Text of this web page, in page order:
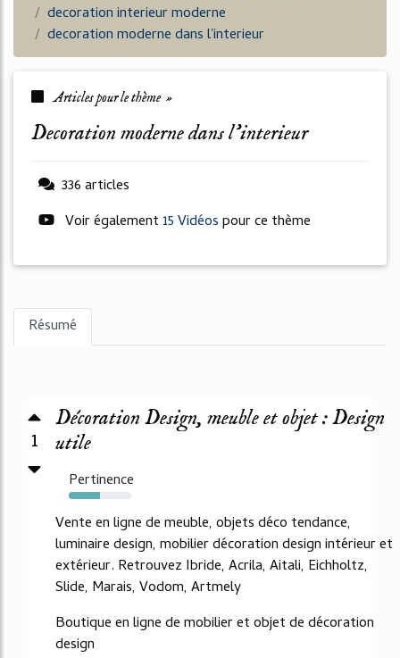
decoration interieur moderne
decoration moderne dans l'interieur
Articles pour le thème »
decoration moderne dans l'interieur
336 articles
Voir également 15 Vidéospour ce thème
Résumé
1
Décoration Design, meuble et objet : Design
utile
Pertinence
50%
Vente en ligne de meuble, objets déco tendance,
luminaire design, mobilier décoration design intérieur et
extérieur. Retrouvez Ibride, Acrila, Aitali, Eichholtz,
Slide, Marais, Vodom, Artmely
Boutique en ligne de mobilier et objet de décoration
design